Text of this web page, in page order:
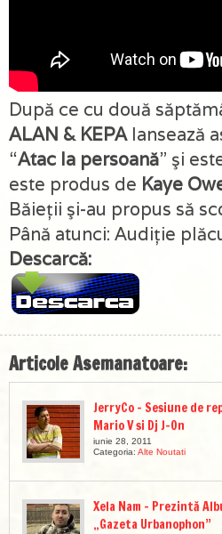
După ce cu două
ALAN & KEPAlansează
“Atac la persoană” şi
este produs de Kaye
Băieţii şi-au propus să
Până atunci: Audiţie
Descarcă:
Articole Asemanatoare:
JerryCo – Sesiune de
Mario V si Dj J-On
iunie 28, 2011
Categoria: Alte Noutati
Xela Nam – Prezintă
„Gazeta Urbanophon”